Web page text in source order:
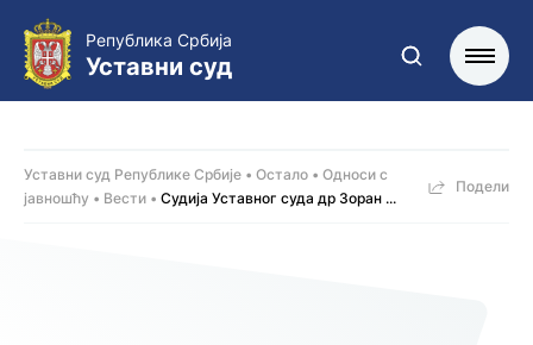
Република Србија
Уставни суд
Уставни суд Републике Србије Остало
Односи с
јавношћу
Вести Судија Уставног суда др Зоран ...
Подели